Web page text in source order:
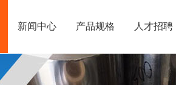
新闻中心 产品规格 人才招聘